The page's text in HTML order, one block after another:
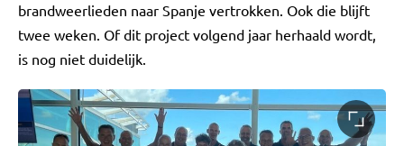
brandweerlieden naar Spanje vertrokken. Ook die blijft
twee weken. Of dit project volgend jaar herhaald wordt,
is nog niet duidelijk.